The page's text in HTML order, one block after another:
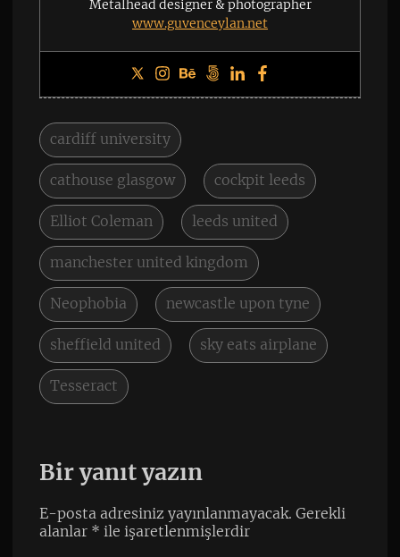
Metalhead designer & photographer
www.guvenceylan.net
cardiff university
cathouse glasgow cockpit leeds
Elliot Coleman leeds united
manchester united kingdom
Neophobia newcastle upon tyne
sheffield united sky eats airplane
Tesseract
Bir yanıt yazın
E-posta adresiniz yayınlanmayacak. Gerekli
alanlar * ile işaretlenmişlerdir